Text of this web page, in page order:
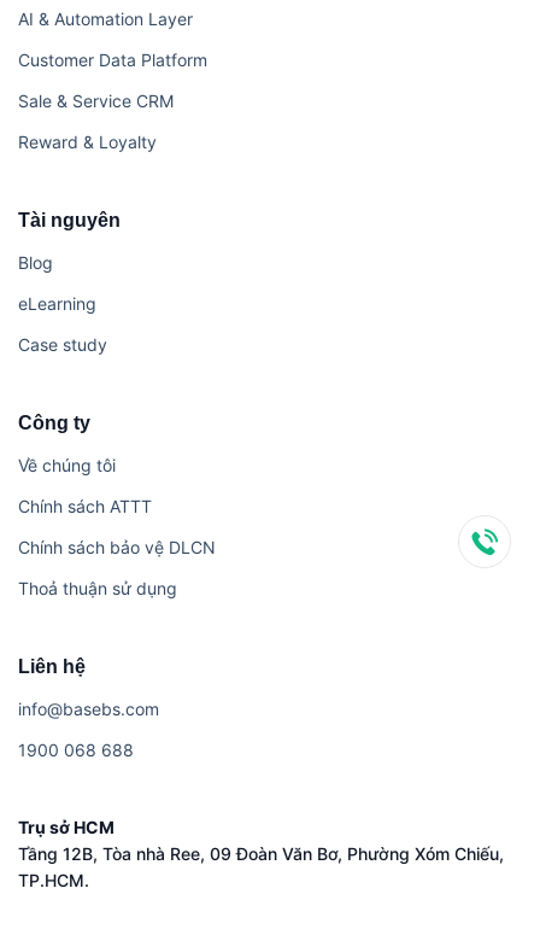
AI & Automation Layer
Customer Data Platform
Sale & Service CRM
Reward & Loyalty
Tài nguyên
Blog
eLearning
Case study
Công ty
Về chúng tôi
Chính sách ATTT
Chính sách bảo vệ DLCN
Thoả thuận sử dụng
Liên hệ
i​n​f​o​@​b​a​s​e​b​s​.​c​o​m
1​9​0​0​ ​0​6​8​ ​6​8​8
Trụ sở HCM
Tầng 12B, Tòa nhà Ree, 09 Đoàn Văn Bơ, Phường Xóm Chiếu,
TP.HCM.